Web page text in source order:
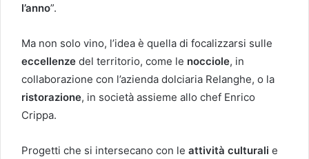
l’anno”.
Ma non solo vino, l’idea è quella di focalizzarsi sulle
eccellenze del territorio, come le nocciole, in
collaborazione con l’azienda dolciaria Relanghe, o la
ristorazione, in società assieme allo chef Enrico
Crippa.
Progetti che si intersecano con le attività culturali e